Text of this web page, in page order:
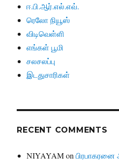
ஈ.பி.ஆர்.எல்.எவ்.
ரெலோ நியூஸ்
விடிவெள்ளி
எங்கள் பூமி
சலசலப்பு
இடதுசாரிகள்
RECENT COMMENTS
NIYAYAMonபிரபாகரனை